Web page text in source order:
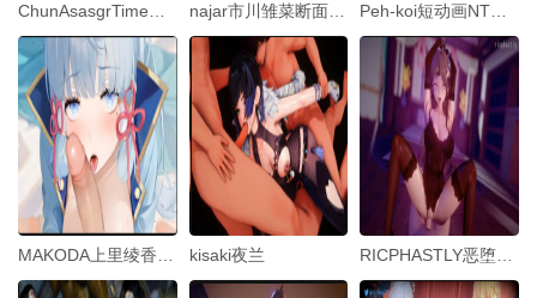
najar市川雏菜断面图偶像大师2
kisaki夜兰